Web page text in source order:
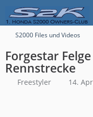
S2000 Files und Videos
Forgestar
Rennstrecke
Freestyler 14.